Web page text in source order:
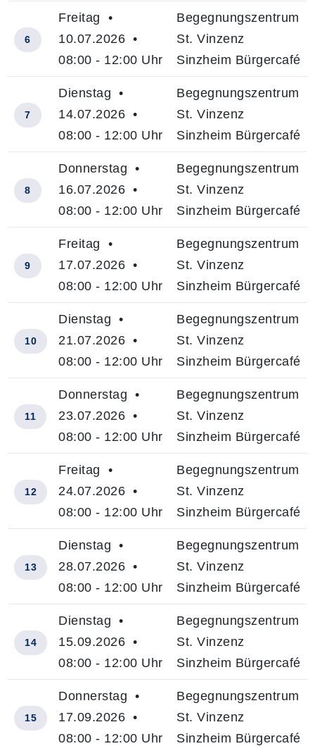
6
Freitag •
10.07.2026 •
08:00 - 12:00 Uhr
Begegnungszentrum
St. Vinzenz
Sinzheim Bürgercafé
7
Dienstag •
14.07.2026 •
08:00 - 12:00 Uhr
Begegnungszentrum
St. Vinzenz
Sinzheim Bürgercafé
8
Donnerstag •
16.07.2026 •
08:00 - 12:00 Uhr
Begegnungszentrum
St. Vinzenz
Sinzheim Bürgercafé
9
Freitag •
17.07.2026 •
08:00 - 12:00 Uhr
Begegnungszentrum
St. Vinzenz
Sinzheim Bürgercafé
10
Dienstag •
21.07.2026 •
08:00 - 12:00 Uhr
Begegnungszentrum
St. Vinzenz
Sinzheim Bürgercafé
11
Donnerstag •
23.07.2026 •
08:00 - 12:00 Uhr
Begegnungszentrum
St. Vinzenz
Sinzheim Bürgercafé
12
Freitag •
24.07.2026 •
08:00 - 12:00 Uhr
Begegnungszentrum
St. Vinzenz
Sinzheim Bürgercafé
13
Dienstag •
28.07.2026 •
08:00 - 12:00 Uhr
Begegnungszentrum
St. Vinzenz
Sinzheim Bürgercafé
14
Dienstag •
15.09.2026 •
08:00 - 12:00 Uhr
Begegnungszentrum
St. Vinzenz
Sinzheim Bürgercafé
15
Donnerstag •
17.09.2026 •
08:00 - 12:00 Uhr
Begegnungszentrum
St. Vinzenz
Sinzheim Bürgercafé